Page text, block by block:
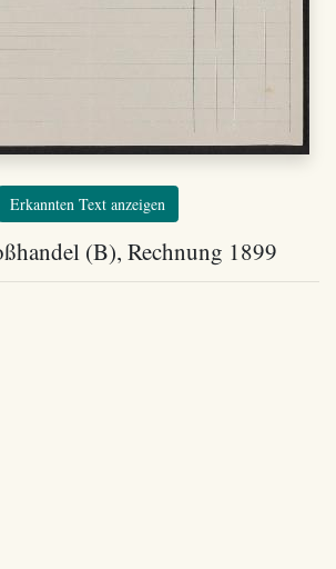
Erkannten Text anzeigen
(B), Rechnung 1899